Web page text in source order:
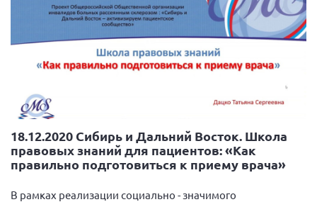
18.12.2020 Сибирь и Дальний Восток. Школа
правовых знаний для пациентов: «Как
правильно подготовиться к приему врача»
В рамках реализации социально - значимого